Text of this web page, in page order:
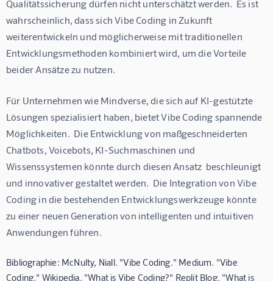
Qualitätssicherung dürfen nicht unterschätzt werden.  Es ist
wahrscheinlich, dass sich Vibe Coding in Zukunft
weiterentwickeln und möglicherweise mit traditionellen
Entwicklungsmethoden kombiniert wird, um die Vorteile
beider Ansätze zu nutzen.
Für Unternehmen wie Mindverse, die sich auf KI-gestützte
Lösungen spezialisiert haben, bietet Vibe Coding spannende
Möglichkeiten.  Die Entwicklung von maßgeschneiderten
Chatbots, Voicebots, KI-Suchmaschinen und
Wissenssystemen könnte durch diesen Ansatz  beschleunigt
und innovativer gestaltet werden.  Die Integration von Vibe
Coding in die bestehenden Entwicklungswerkzeuge könnte
zu einer neuen Generation von intelligenten und intuitiven
Anwendungen führen.
Bibliographie: McNulty, Niall. "Vibe Coding." Medium. "Vibe
Coding." Wikipedia. "What is Vibe Coding?" Replit Blog. "What is